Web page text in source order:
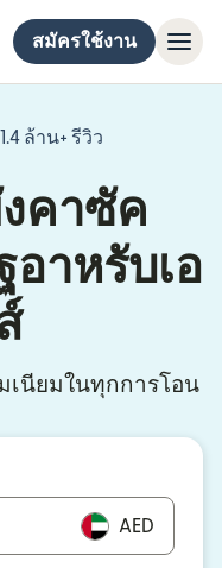
สมัครใช้งาน
1.4 ล้าน+ รีวิว
(เปิดในหน้าต่
งคาซัค
าหรับเอ
เนียมในทุกการโอน
AED